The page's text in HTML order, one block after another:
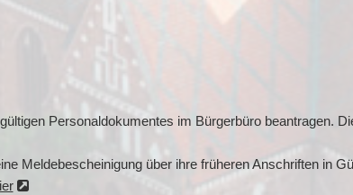
Personaldokumentes im Bürgerbüro beantragen.
Meldebescheinigung über ihre früheren Anschriften in